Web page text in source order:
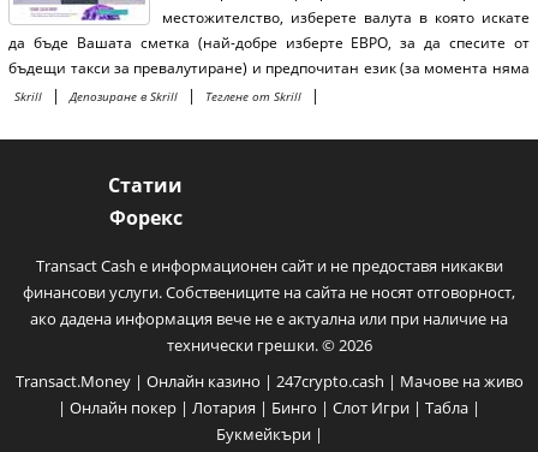
местожителство, изберете валута в която искате
да бъде Вашата сметка (най-добре изберте ЕВРО, за да спесите от
бъдещи такси за превалутиране) и предпочитан език (за момента няма
български) Въведете цифрите както ги виждате в прозореца.
Skrill | Депозиране в Skrill | Теглене от Skrill |
Статии
Форекс
Transact Cash е информационен сайт и не предоставя никакви
финансови услуги. Собствениците на сайта не носят отговорност,
ако дадена информация вече не е актуална или при наличие на
технически грешки. © 2026
Transact.Money| Онлайн казино | 247crypto.cash | Мачове на живо
| Онлайн покер | Лотария | Бинго | Слот Игри | Табла |
Букмейкъри|